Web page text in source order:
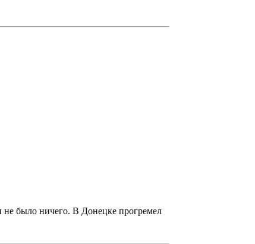
не было ничего. В Донецке прогремел